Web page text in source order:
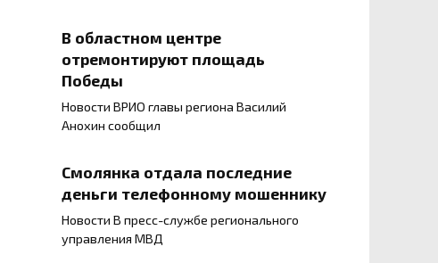
В областном центре
отремонтируют площадь
Победы
Новости ВРИО главы региона Василий
Анохин сообщил
Смолянка отдала последние
деньги телефонному мошеннику
Новости В пресс-службе регионального
управления МВД